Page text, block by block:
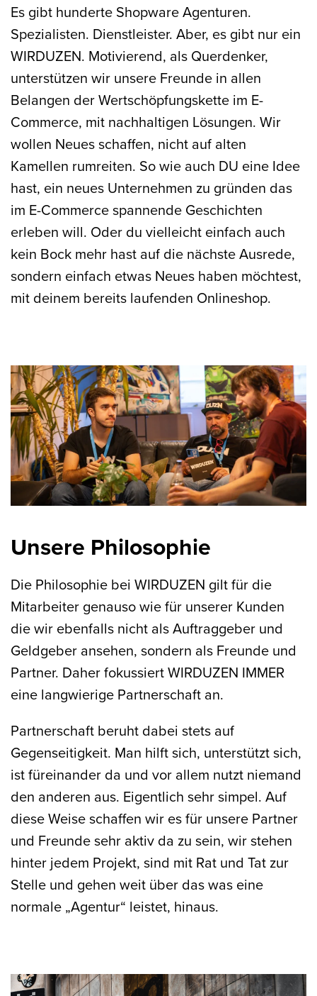
Es gibt hunderte Shopware Agenturen.
Spezialisten. Dienstleister. Aber, es gibt nur ein
WIRDUZEN. Motivierend, als Querdenker,
unterstützen wir unsere Freunde in allen
Belangen der Wertschöpfungskette im E-
Commerce, mit nachhaltigen Lösungen. Wir
wollen Neues schaffen, nicht auf alten
Kamellen rumreiten. So wie auch DU eine Idee
hast, ein neues Unternehmen zu gründen das
im E-Commerce spannende Geschichten
erleben will. Oder du vielleicht einfach auch
kein Bock mehr hast auf die nächste Ausrede,
sondern einfach etwas Neues haben möchtest,
mit deinem bereits laufenden Onlineshop.
Unsere Philosophie
Die Philosophie bei WIRDUZEN gilt für die
Mitarbeiter genauso wie für unserer Kunden
die wir ebenfalls nicht als Auftraggeber und
Geldgeber ansehen, sondern als Freunde und
Partner. Daher fokussiert WIRDUZEN IMMER
eine langwierige Partnerschaft an.
Partnerschaft beruht dabei stets auf
Gegenseitigkeit. Man hilft sich, unterstützt sich,
ist füreinander da und vor allem nutzt niemand
den anderen aus. Eigentlich sehr simpel. Auf
diese Weise schaffen wir es für unsere Partner
und Freunde sehr aktiv da zu sein, wir stehen
hinter jedem Projekt, sind mit Rat und Tat zur
Stelle und gehen weit über das was eine
normale „Agentur“ leistet, hinaus.